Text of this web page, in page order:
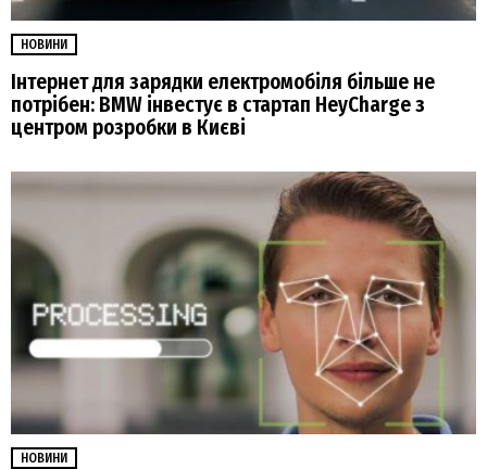
НОВИНИ
Інтернет для зарядки електромобіля більше не
потрібен: BMW інвестує в стартап HeyCharge з
центром розробки в Києві
НОВИНИ